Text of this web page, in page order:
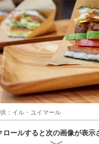
：イル・ユイマール
ロールすると次の画像が表示